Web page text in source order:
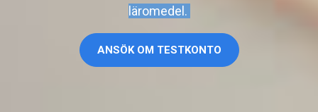
läromedel.
ANSÖK OM TESTKONTO